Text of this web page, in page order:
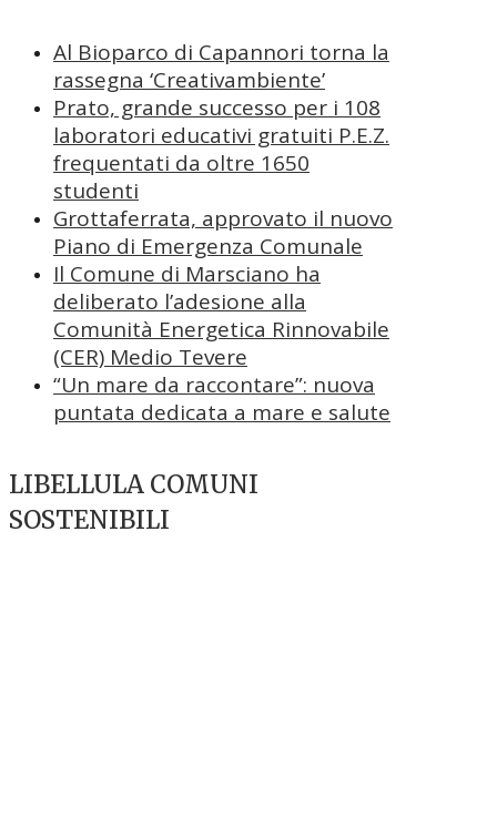
Al Bioparco di Capannori torna la
rassegna ‘Creativambiente’
Prato, grande successo per i 108
laboratori educativi gratuiti P.E.Z.
frequentati da oltre 1650
studenti
Grottaferrata, approvato il nuovo
Piano di Emergenza Comunale
Il Comune di Marsciano ha
deliberato l’adesione alla
Comunità Energetica Rinnovabile
(CER) Medio Tevere
“Un mare da raccontare”: nuova
puntata dedicata a mare e salute
LIBELLULA COMUNI
SOSTENIBILI